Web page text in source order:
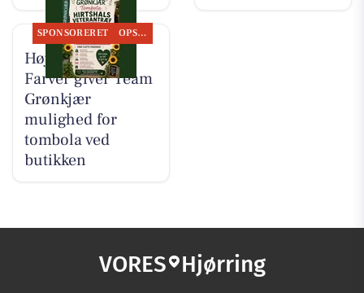
SPONSORERET OPSLAGSTAVLEN
Høj Data/Høj
Farver giver Team
Grønkjær
mulighed for
tombola ved
butikken
VORES Hjørring